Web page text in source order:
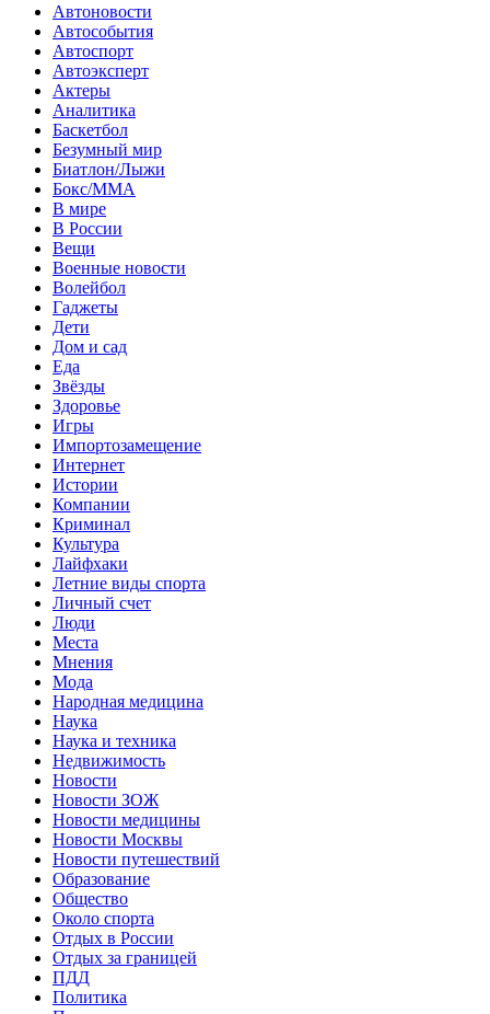
Автоновости
Автособытия
Автоспорт
Автоэксперт
Актеры
Аналитика
Баскетбол
Безумный мир
Биатлон/Лыжи
Бокс/MMA
В мире
В России
Вещи
Военные новости
Волейбол
Гаджеты
Дети
Дом и сад
Еда
Звёзды
Здоровье
Игры
Импортозамещение
Интернет
Истории
Компании
Криминал
Культура
Лайфхаки
Летние виды спорта
Личный счет
Люди
Места
Мнения
Мода
Народная медицина
Наука
Наука и техника
Недвижимость
Новости
Новости ЗОЖ
Новости медицины
Новости Москвы
Новости путешествий
Образование
Общество
Около спорта
Отдых в России
Отдых за границей
ПДД
Политика